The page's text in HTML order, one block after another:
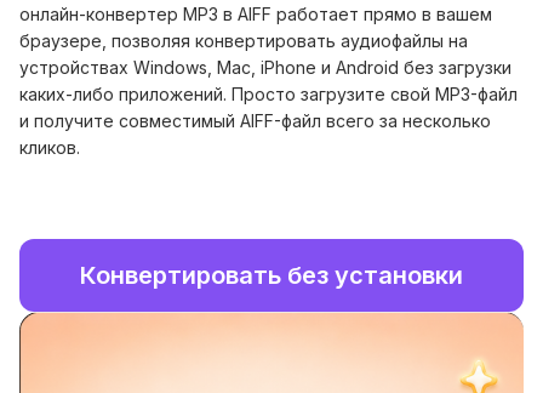
онлайн-конвертер MP3 в AIFF работает прямо в вашем
браузере, позволяя конвертировать аудиофайлы на
устройствах Windows, Mac, iPhone и Android без загрузки
каких-либо приложений. Просто загрузите свой MP3-файл
и получите совместимый AIFF-файл всего за несколько
кликов.
Конвертировать без установки